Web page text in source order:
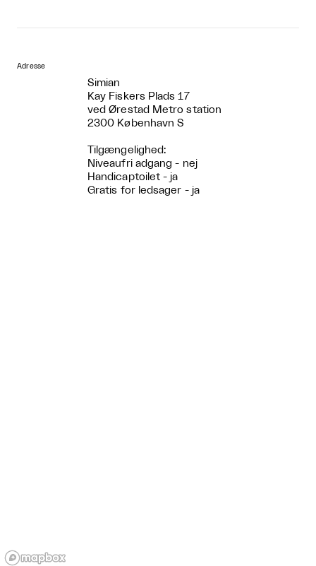
Adresse
Simian
Kay Fiskers Plads 17
ved Ørestad Metro station
2300 København S
Tilgængelighed:
Niveaufri adgang - nej
Handicaptoilet - ja
Gratis for ledsager - ja